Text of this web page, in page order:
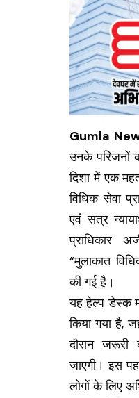
Gumla
उनके परिजनों
दिशा में एक
विधिक सेवा
एवं सत्र
प्राधिकार
“मुलाकात
की गई है।
यह हेल्प डेस्क
किया गया है,
दौरान जरूरी
जाएगी। इस
लोगों के लिए